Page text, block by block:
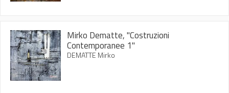
Mirko Dematte, "Costruzioni
Contemporanee 1"
DEMATTE Mirko